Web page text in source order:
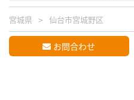
宮城県 仙台市宮城野区
お問合わせ